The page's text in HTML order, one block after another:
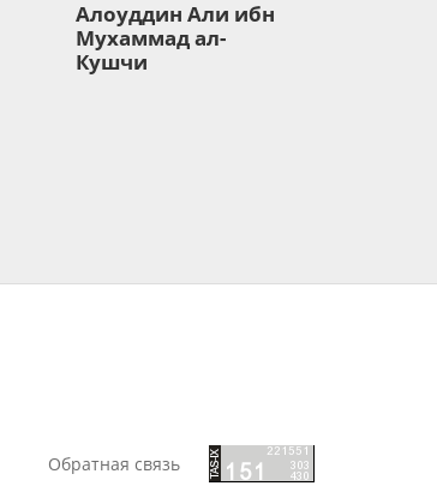
Алоуддин Али ибн
Мухаммад ал-
Кушчи
Обратная связь